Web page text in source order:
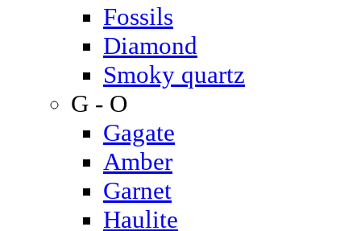
Fossils
Diamond
Smoky quartz
G - O
Gagate
Amber
Garnet
Haulite